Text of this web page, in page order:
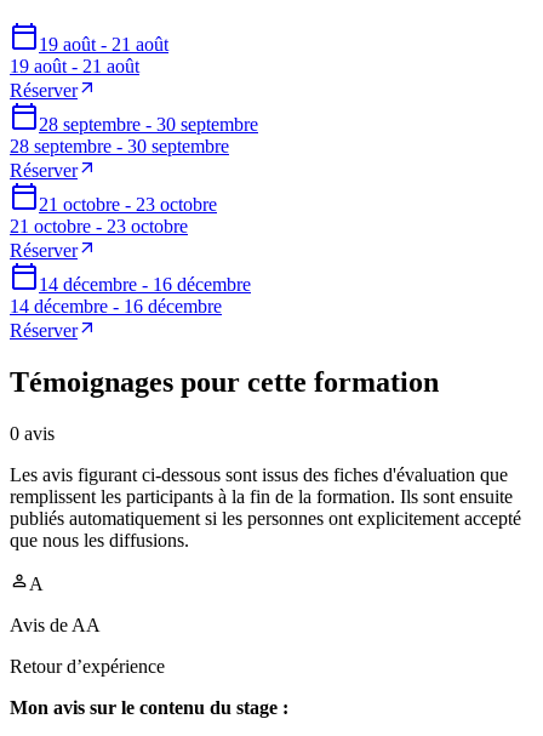
19 août - 21 août
19 août - 21 août
Réserver
28 septembre - 30 septembre
28 septembre - 30 septembre
Réserver
21 octobre - 23 octobre
21 octobre - 23 octobre
Réserver
14 décembre - 16 décembre
14 décembre - 16 décembre
Réserver
Témoignages pour cette formation
0 avis
Les avis figurant ci-dessous sont issus des fiches d'évaluation que
remplissent les participants à la fin de la formation. Ils sont ensuite
publiés automatiquement si les personnes ont explicitement accepté
que nous les diffusions.
A
Avis de AA
Retour d’expérience
Mon avis sur le contenu du stage :